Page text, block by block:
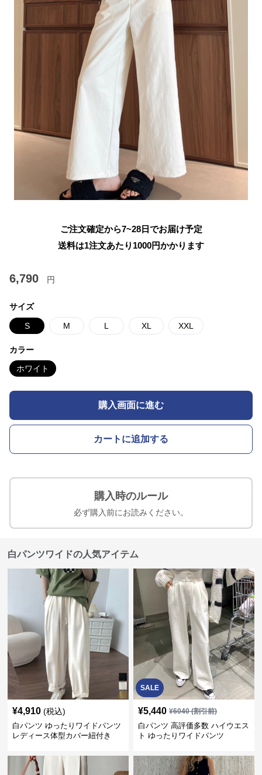
ご注文確定から7~28日でお届け予定
送料は1注文あたり 1000円かかります
6,790 円
サイズ
S M L XL XXL
カラー
ホワイト
購入画面に進む
カートに追加する
購入時のルール
必ず購入前にお読みください。
白パンツワイドの人気アイテム
¥4,910 (税込)
白パンツ ゆったりワイドパンツ
レディース体型カバー紐付き
SALE
¥5,440 ¥6040(割引前)
白パンツ 高評価多数 ハイウエス
ト ゆったりワイドパンツ